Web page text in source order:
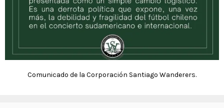
Comunicado de la Corporación Santiago Wanderers.